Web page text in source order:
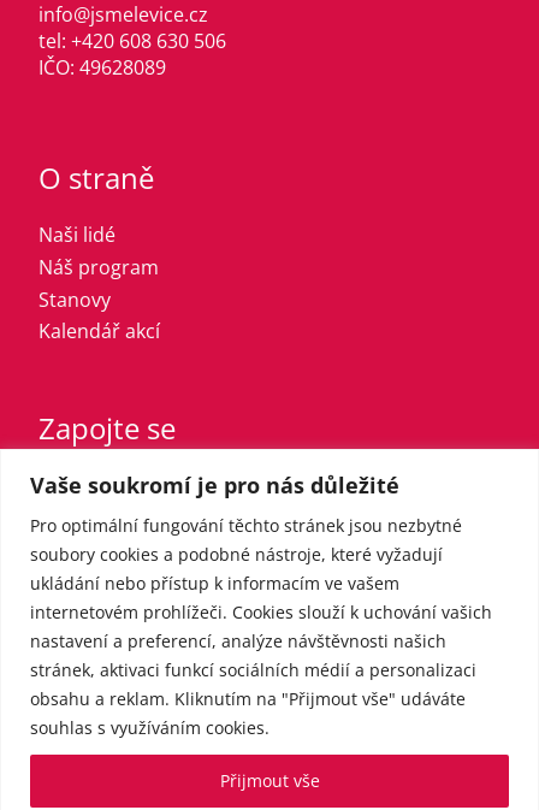
Vaše soukromí je pro nás důležité
Pro optimální fungování těchto stránek jsou nezbytné
soubory cookies a podobné nástroje, které vyžadují
ukládání nebo přístup k informacím ve vašem
internetovém prohlížeči. Cookies slouží k uchování vašich
nastavení a preferencí, analýze návštěvnosti našich
stránek, aktivaci funkcí sociálních médií a personalizaci
obsahu a reklam. Kliknutím na "Přijmout vše" udáváte
souhlas s využíváním cookies.
Přijmout vše
info@jsmelevice.cz
tel: +420 608 630 506
IČO: 49628089
O straně
Naši lidé
Náš program
Stanovy
Kalendář akcí
Zapojte se
Vstupte do strany
Registrovaný sympatizant
Přispějte finančně
Pro média
Kontakt
Tiskové zprávy